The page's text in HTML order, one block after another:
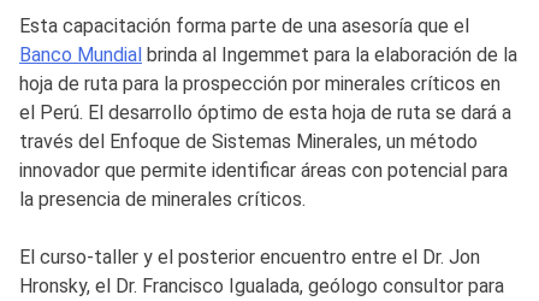
Esta capacitación forma parte de una asesoría que el
Banco Mundial brinda al Ingemmet para la elaboración de la
hoja de ruta para la prospección por minerales críticos en
el Perú. El desarrollo óptimo de esta hoja de ruta se dará a
través del Enfoque de Sistemas Minerales, un método
innovador que permite identificar áreas con potencial para
la presencia de minerales críticos.
El curso-taller y el posterior encuentro entre el Dr. Jon
Hronsky, el Dr. Francisco Igualada, geólogo consultor para